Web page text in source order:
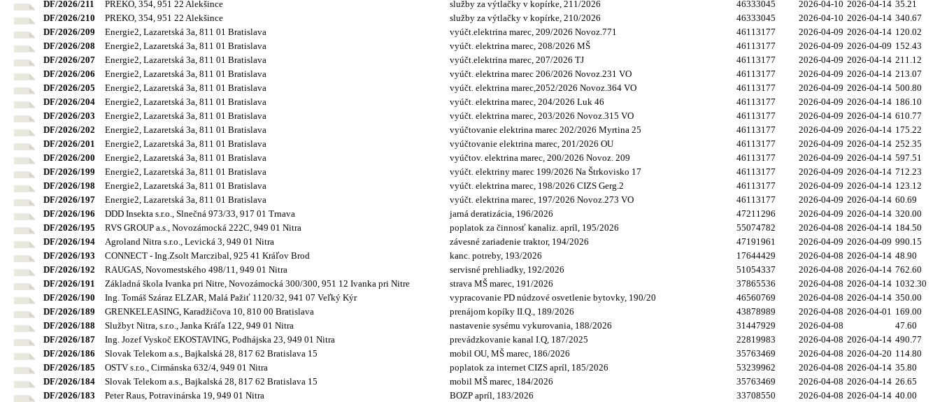
DF/2026/211
PREKO, 354, 951 22 Alekšince služby za výtlačky v kopírke, 211/2026 46333045 2026-04-10 2026-04-14 35.21
DF/2026/210
PREKO, 354, 951 22 Alekšince služby za výtlačky v kopírke, 210/2026 46333045 2026-04-10 2026-04-14 340.67
DF/2026/209
Energie2, Lazaretská 3a, 811 01 Bratislava vyúčt.elektrina marec, 209/2026 Novoz.771 46113177 2026-04-09 2026-04-14 120.02
DF/2026/208
Energie2, Lazaretská 3a, 811 01 Bratislava vyúčt. elektrina marec, 208/2026 MŠ 46113177 2026-04-09 2026-04-09 152.43
DF/2026/207
Energie2, Lazaretská 3a, 811 01 Bratislava vyúčt.elektrina marec, 207/2026 TJ 46113177 2026-04-09 2026-04-14 211.12
DF/2026/206
Energie2, Lazaretská 3a, 811 01 Bratislava vyúčt. elektrina marec 206/2026 Novoz.231 VO 46113177 2026-04-09 2026-04-14 213.07
DF/2026/205
Energie2, Lazaretská 3a, 811 01 Bratislava vyúčt. elektrina marec,2052/2026 Novoz.364 VO 46113177 2026-04-09 2026-04-14 500.80
DF/2026/204
Energie2, Lazaretská 3a, 811 01 Bratislava vyúčt. elektrina marec, 204/2026 Luk 46 46113177 2026-04-09 2026-04-14 186.10
DF/2026/203
Energie2, Lazaretská 3a, 811 01 Bratislava vyúčt. elektrina marec, 203/2026 Novoz.315 VO 46113177 2026-04-09 2026-04-14 610.77
DF/2026/202
Energie2, Lazaretská 3a, 811 01 Bratislava vyúčtovanie elektrina marec 202/2026 Myrtina 25 46113177 2026-04-09 2026-04-14 175.22
DF/2026/201
Energie2, Lazaretská 3a, 811 01 Bratislava vyúčtovanie elektrina marec, 201/2026 OU 46113177 2026-04-09 2026-04-14 252.35
DF/2026/200
Energie2, Lazaretská 3a, 811 01 Bratislava vyúčtov. elektrina marec, 200/2026 Novoz. 209 46113177 2026-04-09 2026-04-14 597.51
DF/2026/199
Energie2, Lazaretská 3a, 811 01 Bratislava vyúčt. elektriny marec 199/2026 Na Štrkovisko 17 46113177 2026-04-09 2026-04-14 712.23
DF/2026/198
Energie2, Lazaretská 3a, 811 01 Bratislava vyúčt. elektrina marec, 198/2026 CIZS Gerg.2 46113177 2026-04-09 2026-04-14 123.12
DF/2026/197
Energie2, Lazaretská 3a, 811 01 Bratislava vyúčt. elektrina marec, 197/2026 Novoz.273 VO 46113177 2026-04-09 2026-04-14 60.69
DF/2026/196
DDD Insekta s.r.o., Slnečná 973/33, 917 01 Trnava jarná deratizácia, 196/2026 47211296 2026-04-09 2026-04-14 320.00
DF/2026/195
RVS GROUP a.s., Novozámocká 222C, 949 01 Nitra poplatok za činnosť kanaliz. apríl, 195/2026 55074782 2026-04-08 2026-04-14 184.50
DF/2026/194
Agroland Nitra s.r.o., Levická 3, 949 01 Nitra závesné zariadenie traktor, 194/2026 47191961 2026-04-09 2026-04-09 990.15
DF/2026/193
CONNECT - Ing.Zsolt Marczibal, 925 41 Kráľov Brod kanc. potreby, 193/2026 17644429 2026-04-08 2026-04-14 48.90
DF/2026/192
RAUGAS, Novomestského 498/11, 949 01 Nitra servisné prehliadky, 192/2026 51054337 2026-04-08 2026-04-14 762.60
DF/2026/191
Základná škola Ivanka pri Nitre, Novozámocká 300/300, 951 12 Ivanka pri Nitre strava MŠ marec, 191/2026 37865536 2026-04-08 2026-04-14 1032.30
DF/2026/190
Ing. Tomáš Száraz ELZAR, Malá Pažiť 1120/32, 941 07 Veľký Kýr vypracovanie PD núdzové osvetlenie bytovky, 190/20 46560769 2026-04-08 2026-04-14 350.00
DF/2026/189
GRENKELEASING, Karadžičova 10, 810 00 Bratislava prenájom kopíky II.Q., 189/2026 43878989 2026-04-08 2026-04-01 169.00
DF/2026/188
Službyt Nitra, s.r.o., Janka Kráľa 122, 949 01 Nitra nastavenie sysému vykurovania, 188/2026 31447929 2026-04-08
47.60
DF/2026/187
Ing. Jozef Vyskoč EKOSTAVING, Podhájska 23, 949 01 Nitra prevádzkovanie kanal I.Q, 187/2025 22819983 2026-04-08 2026-04-14 490.77
DF/2026/186
Slovak Telekom a.s., Bajkalská 28, 817 62 Bratislava 15 mobil OU, MŠ marec, 186/2026 35763469 2026-04-08 2026-04-20 114.80
DF/2026/185
OSTV s.r.o., Cirmánska 632/4, 949 01 Nitra poplatok za internet CIZS apríl, 185/2026 53239962 2026-04-08 2026-04-14 35.80
DF/2026/184
Slovak Telekom a.s., Bajkalská 28, 817 62 Bratislava 15 mobil MŠ marec, 184/2026 35763469 2026-04-08 2026-04-14 26.65
DF/2026/183
Peter Raus, Potravinárska 19, 949 01 Nitra BOZP apríl, 183/2026 33708550 2026-04-08 2026-04-14 40.00